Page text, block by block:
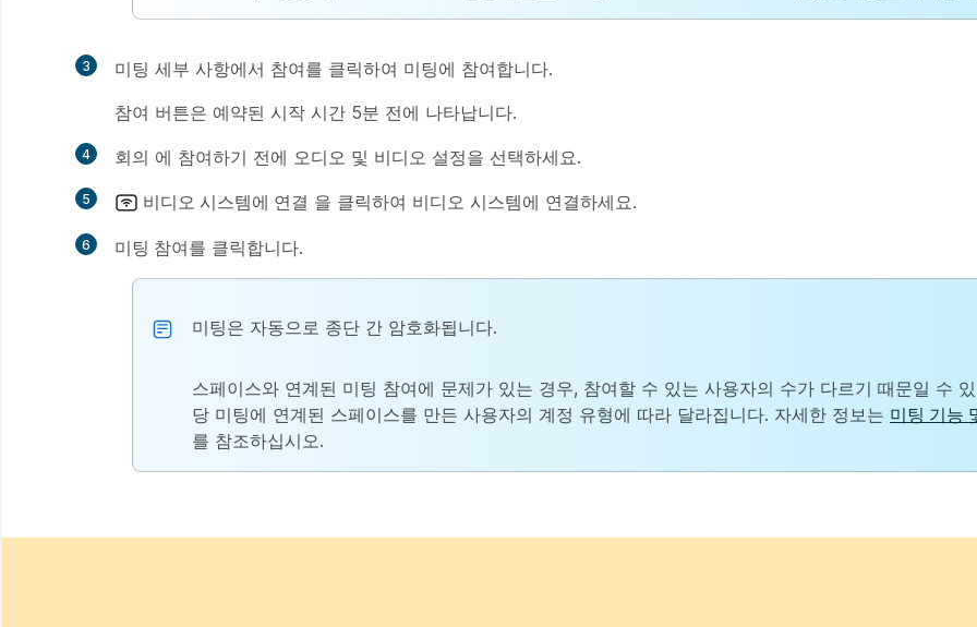
3 미팅 세부 사항에서 참여를 클릭하여 미팅에 참여합니다.
참여 버튼은 예약된 시작 시간 5분 전에 나타납니다.
4 회의 에 참여하기 전에 오디오 및 비디오 설정을 선택하세요.
5 비디오 시스템에 연결 을 클릭하여 비디오 시스템에 연결하세요.
6 미팅 참여를 클릭합니다.
미팅은 자동으로 종단 간 암호화됩니다.
스페이스와 연계된 미팅 참여에 문제가 있는 경우, 참여할 수 있는 사용자의 수가 다르기 때문일 수
당 미팅에 연계된 스페이스를 만든 사용자의 계정 유형에 따라 달라집니다. 자세한 정보는 미팅 기능
를 참조하십시오.